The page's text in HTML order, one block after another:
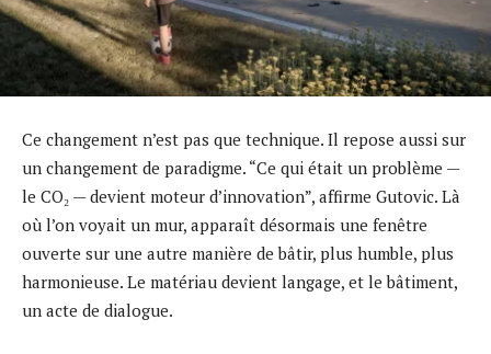
Ce changement n’est pas que technique. Il repose aussi sur
un changement de paradigme. “Ce qui était un problème —
le CO₂ — devient moteur d’innovation”, affirme Gutovic. Là
où l’on voyait un mur, apparaît désormais une fenêtre
ouverte sur une autre manière de bâtir, plus humble, plus
harmonieuse. Le matériau devient langage, et le bâtiment,
un acte de dialogue.